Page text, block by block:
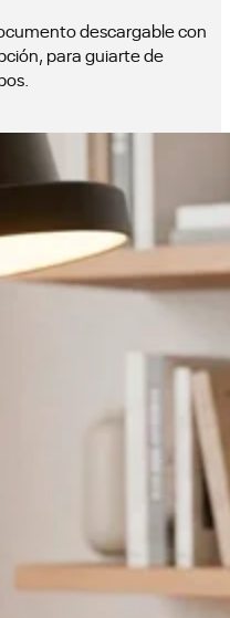
descargable con
para guiarte de